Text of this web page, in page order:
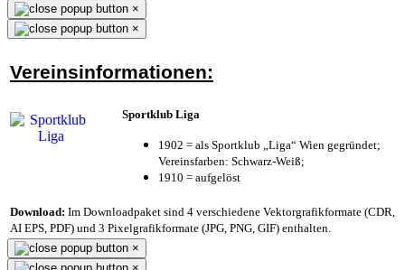
×
×
Vereinsinformationen:
Sportklub Liga
1902 = als Sportklub „Liga“ Wien gegründet;
Vereinsfarben: Schwarz-Weiß;
1910 = aufgelöst
Download: Im Downloadpaket sind 4 verschiedene Vektorgrafikformate (CDR,
AI EPS, PDF) und 3 Pixelgrafikformate (JPG, PNG, GIF) enthalten.
×